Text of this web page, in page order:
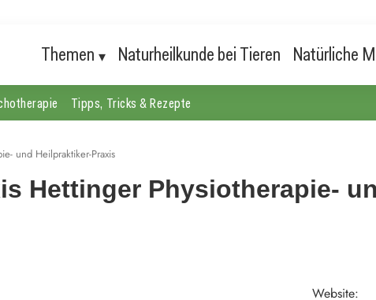
Themen Naturheilkunde bei Tieren Natürliche
Tipps, Tricks & Rezepte
und Heilpraktiker-Praxis
Hettinger Physiotherapie-
Website: